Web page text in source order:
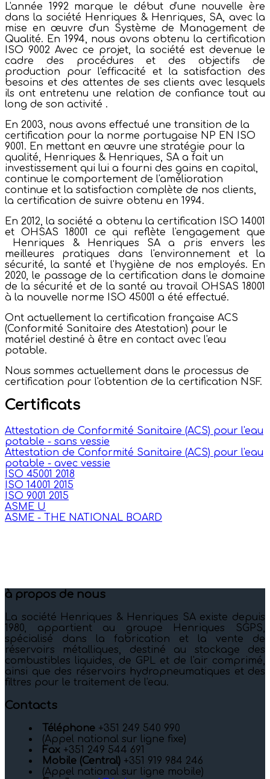
L'année 1992 marque le début d'une nouvelle ère
dans la société Henriques & Henriques, SA, avec la
mise en œuvre d'un Système de Management de
Qualité. En 1994, nous avons obtenu la certification
ISO 9002 Avec ce projet, la société est devenue le
cadre des procédures et des objectifs de
production pour l'efficacité et la satisfaction des
besoins et des attentes de ses clients avec lesquels
ils ont entretenu une relation de confiance tout au
long de son activité .
En 2003, nous avons effectué une transition de la
certification pour la norme portugaise NP EN ISO
9001. En mettant en œuvre une stratégie pour la
qualité, Henriques & Henriques, SA a fait un
investissement qui lui a fourni des gains en capital,
continue le comportement de l'amélioration
continue et la satisfaction complète de nos clients,
la certification de suivre obtenu en 1994.
En 2012, la société a obtenu la certification ISO 14001
et OHSAS 18001 ce qui reflète l'engagement que
Henriques & Henriques SA a pris envers les
meilleures pratiques dans l'environnement et la
sécurité, la santé et l'hygiène de nos employés. En
2020, le passage de la certification dans le domaine
de la sécurité et de la santé au travail OHSAS 18001
à la nouvelle norme ISO 45001 a été effectué.
Ont actuellement la certification française ACS
(Conformité Sanitaire des Atestation) pour le
matériel destiné à être en contact avec l'eau
potable.
Nous sommes actuellement dans le processus de
certification pour l'obtention de la certification NSF.
Certificats
Attestation de Conformité Sanitaire (ACS) pour l'eau
potable - sans vessie
Attestation de Conformité Sanitaire (ACS) pour l'eau
potable - avec vessie
ISO 45001 2018
ISO 14001 2015
ISO 9001 2015
ASME U
ASME - THE NATIONAL BOARD
à propos de nous
La société Henriques & Henriques SA existe depuis
1980, appartient au groupe Henriques SGPS,
spécialisé dans la fabrication et la vente de
réservoirs métalliques, destiné au stockage des
combustibles liquides, de GPL et de l'air comprimé,
ainsi que des réservoirs hydropneumatiques et des
filtres pour le traitement de l'eau.
Contacts
Téléphone +351 249 540 990
(Appel national sur ligne fixe)
Fax +351 249 544 691
Mobile (Central) +351 919 984 246
(Appel national sur ligne mobile)